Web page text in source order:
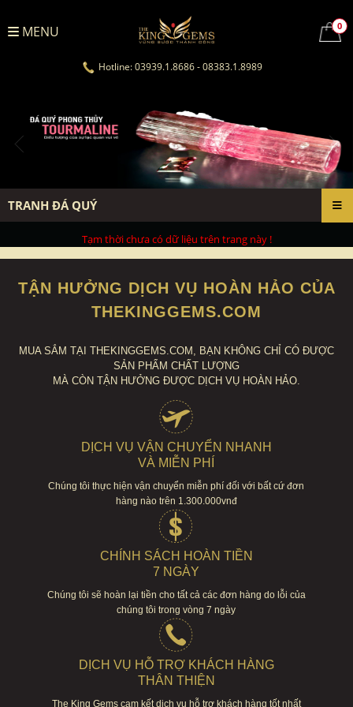
0
MENU
Hotline: 03939.1.8686 - 08383.1.8989
TRANH ĐÁ QUÝ
Tạm thời chưa có dữ liệu trên trang này !
TẬN HƯỞNG DỊCH VỤ HOÀN HẢO CỦA
THEKINGGEMS.COM
MUA SẮM TẠI THEKINGGEMS.COM, BẠN KHÔNG CHỈ CÓ ĐƯỢC
SẢN PHẨM CHẤT LƯỢNG
MÀ CÒN TẬN HƯỞNG ĐƯỢC DỊCH VỤ HOÀN HẢO.
DỊCH VỤ VẬN CHUYỂN NHANH
VÀ MIỄN PHÍ
Chúng tôi thực hiện vận chuyển miễn phí đối với bất cứ đơn
hàng nào trên 1.300.000vnđ
CHÍNH SÁCH HOÀN TIỀN
7 NGÀY
Chúng tôi sẽ hoàn lại tiền cho tất cả các đơn hàng do lỗi của
chúng tôi trong vòng 7 ngày
DỊCH VỤ HỖ TRỢ KHÁCH HÀNG
THÂN THIỆN
The King Gems cam kết dịch vụ hỗ trợ khách hàng tốt nhất